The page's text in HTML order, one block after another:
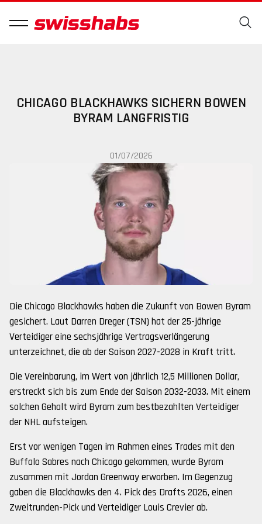
CHICAGO BLACKHAWKS SICHERN BOWEN
BYRAM LANGFRISTIG
01/07/2026
Die Chicago Blackhawks haben die Zukunft von Bowen Byram
gesichert. Laut Darren Dreger (TSN) hat der 25-jährige
Verteidiger eine sechsjährige Vertragsverlängerung
unterzeichnet, die ab der Saison 2027-2028 in Kraft tritt.
Die Vereinbarung, im Wert von jährlich 12,5 Millionen Dollar,
erstreckt sich bis zum Ende der Saison 2032-2033. Mit einem
solchen Gehalt wird Byram zum bestbezahlten Verteidiger
der NHL aufsteigen.
Erst vor wenigen Tagen im Rahmen eines Trades mit den
Buffalo Sabres nach Chicago gekommen, wurde Byram
zusammen mit Jordan Greenway erworben. Im Gegenzug
gaben die Blackhawks den 4. Pick des Drafts 2026, einen
Zweitrunden-Pick und Verteidiger Louis Crevier ab.